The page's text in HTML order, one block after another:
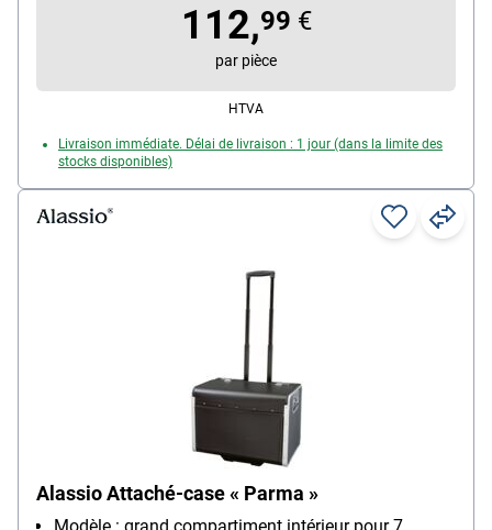
112,99 €
par pièce
HTVA
Livraison immédiate. Délai de livraison : 1 jour (dans la limite des
stocks disponibles)
Alassio Attaché-case « Parma »
Modèle : grand compartiment intérieur pour 7